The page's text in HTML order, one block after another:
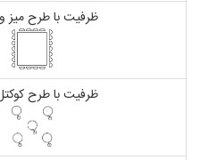
ظرفیت با طرح میز
ظرفیت با طرح